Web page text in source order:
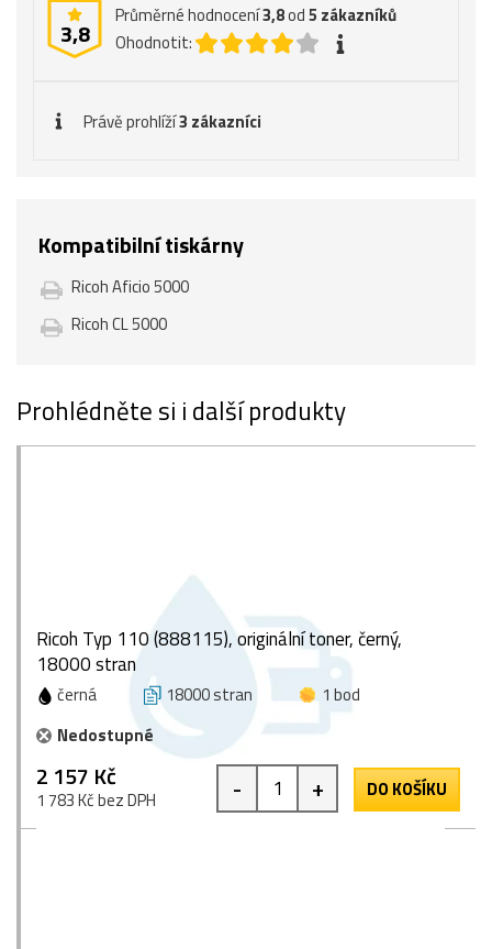
3,8
Průměrné hodnocení3,8od5 zákazníků
Ohodnotit:
Právě prohlíží3 zákazníci
Kompatibilní tiskárny
Ricoh Aficio 5000
Ricoh CL 5000
Prohlédněte si i další produkty
Ricoh Typ 110 (888115), originální toner, černý,
18000 stran
černá 18000 stran
1 bod
Nedostupné
2 157 Kč
1 783 Kč bez DPH - + DO KOŠÍKU